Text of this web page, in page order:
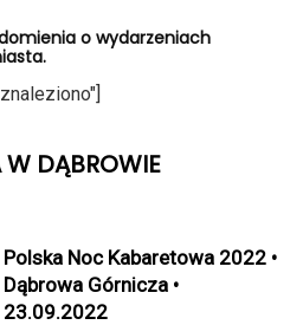
o wydarzeniach
W DĄBROWIE
Polska Noc Kabaretowa 2022 •
Dąbrowa Górnicza •
23.09.2022